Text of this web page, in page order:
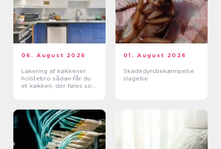
06. August 2026
Lakering af køkkener
holstebro sådan får du
et køkken, der føles som
01. August 2026
Skadedyrsbekæmpelse
slagelse